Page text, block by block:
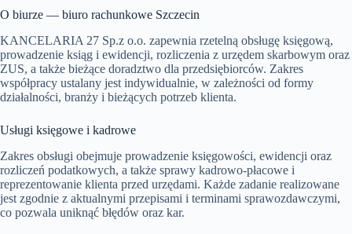
O biurze — biuro rachunkowe Szczecin
KANCELARIA 27 Sp.z o.o. zapewnia rzetelną obsługę księgową,
prowadzenie ksiąg i ewidencji, rozliczenia z urzędem skarbowym oraz
ZUS, a także bieżące doradztwo dla przedsiębiorców. Zakres
współpracy ustalany jest indywidualnie, w zależności od formy
działalności, branży i bieżących potrzeb klienta.
Usługi księgowe i kadrowe
Zakres obsługi obejmuje prowadzenie księgowości, ewidencji oraz
rozliczeń podatkowych, a także sprawy kadrowo-płacowe i
reprezentowanie klienta przed urzędami. Każde zadanie realizowane
jest zgodnie z aktualnymi przepisami i terminami sprawozdawczymi,
co pozwala uniknąć błędów oraz kar.